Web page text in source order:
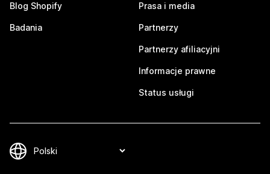
Blog Shopify
Badania
Prasa i media
Partnerzy
Partnerzy afiliacyjni
Informacje prawne
Status usługi